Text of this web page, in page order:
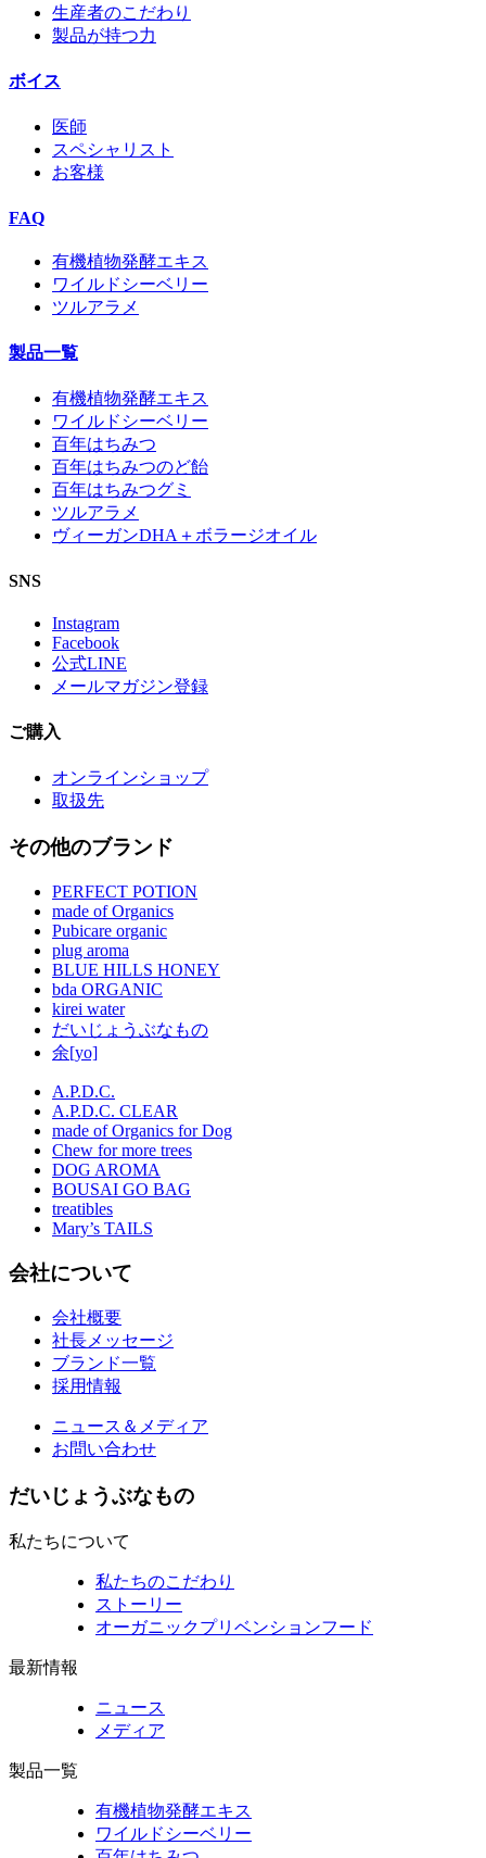
生産者のこだわり
製品が持つ力
ボイス
医師
スペシャリスト
お客様
FAQ
有機植物発酵エキス
ワイルドシーベリー
ツルアラメ
製品一覧
有機植物発酵エキス
ワイルドシーベリー
百年はちみつ
百年はちみつのど飴
百年はちみつグミ
ツルアラメ
ヴィーガンDHA＋ボラージオイル
SNS
Instagram
Facebook
公式LINE
メールマガジン登録
ご購入
オンラインショップ
取扱先
その他のブランド
PERFECT POTION
made of Organics
Pubicare organic
plug aroma
BLUE HILLS HONEY
bda ORGANIC
kirei water
だいじょうぶなもの
余[yo]
A.P.D.C.
A.P.D.C. CLEAR
made of Organics for Dog
Chew for more trees
DOG AROMA
BOUSAI GO BAG
treatibles
Mary’s TAILS
会社について
会社概要
社長メッセージ
ブランド一覧
採用情報
ニュース＆メディア
お問い合わせ
だいじょうぶなもの
私たちについて
私たちのこだわり
ストーリー
オーガニックプリベンションフード
最新情報
ニュース
メディア
製品一覧
有機植物発酵エキス
ワイルドシーベリー